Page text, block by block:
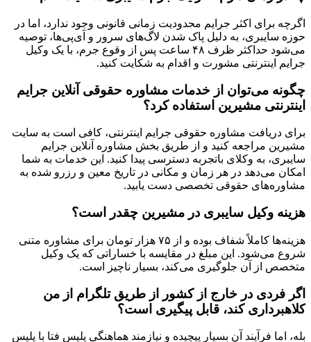
اگرچه برای اکثر جرایم محدودیت زمانی قانونی وجود ندارد، اما در
حوزه سایبری، به دلیل پاک شدن لاگ‌های سرور و آی‌پی‌ها، توصیه
می‌شود حداکثر ظرف ۴۸ ساعت پس از وقوع جرم، با یک وکیل
جرایم اینترنتی مشورت و اقدام به شکایت کنید.
چگونه می‌توان از خدمات مشاوره حقوقی آنلاین جرایم
اینترنتی مشیرین استفاده کرد؟
برای دریافت مشاوره حقوقی جرایم اینترنتی، کافی است به سایت
مشیرین مراجعه کنید و از طریق بخش مشاوره آنلاین جرایم
سایبری، به وکلای باتجربه دسترسی پیدا کنید. این خدمات به شما
امکان می‌دهد در هر زمان و مکانی در تاریخ معین و رزرو شده به
مشاوره‌های حقوقی تخصصی دست یابید.
هزینه وکیل سایبری در مشیرین چقدر است؟
هزینه‌ها کاملاً شفاف بوده و از ۷۵ هزار تومان برای مشاوره متنی
شروع می‌شود. این مبلغ در مقایسه با خساراتی که یک وکیل
متخصص از آن جلوگیری می‌کند، بسیار ناچیز است.
اگر فردی در خارج از کشور از طریق تلگرام از من
کلاهبرداری کند، قابل پیگیری است؟
بله، اما فرآیند آن بسیار پیچیده و نیازمند هماهنگی پلیس فتا با پلیس